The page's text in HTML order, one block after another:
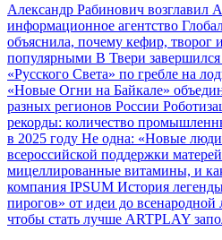
Александр Рабинович возглавил
информационное агентство
объяснила, почему кефир, творог
популярными В Твери
«Русского Света» по гребле на
«Новые Огни на Байкале»
разных регионов России
рекорды: количество
в 2025 году Не одна: «Новые
всероссийской поддержки
мицеллированные витамины, и
компания IPSUM История
пирогов» от идеи до всенародной
чтобы стать лучше ARTPLAY